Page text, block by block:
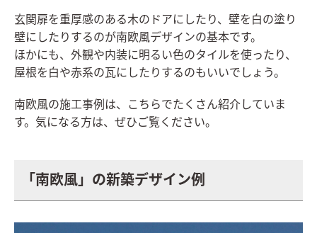
玄関扉を重厚感のある木のドアにしたり、壁を白の塗り
壁にしたりするのが南欧風デザインの基本です。
ほかにも、外観や内装に明るい色のタイルを使ったり、
屋根を白や赤系の瓦にしたりするのもいいでしょう。
南欧風の施工事例は、こちらでたくさん紹介していま
す。気になる方は、ぜひご覧ください。
「南欧風」の新築デザイン例